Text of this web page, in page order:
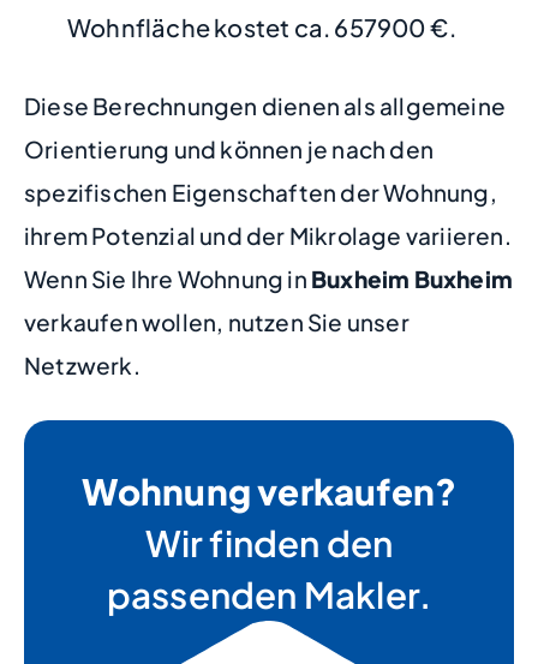
Wohnfläche kostet ca. 657900 €.
Diese Berechnungen dienen als allgemeine
Orientierung und können je nach den
spezifischen Eigenschaften der Wohnung,
ihrem Potenzial und der Mikrolage variieren.
Wenn Sie Ihre Wohnung in Buxheim Buxheim
verkaufen wollen, nutzen Sie unser
Netzwerk.
Wohnung verkaufen?
Wir finden den
passenden Makler.